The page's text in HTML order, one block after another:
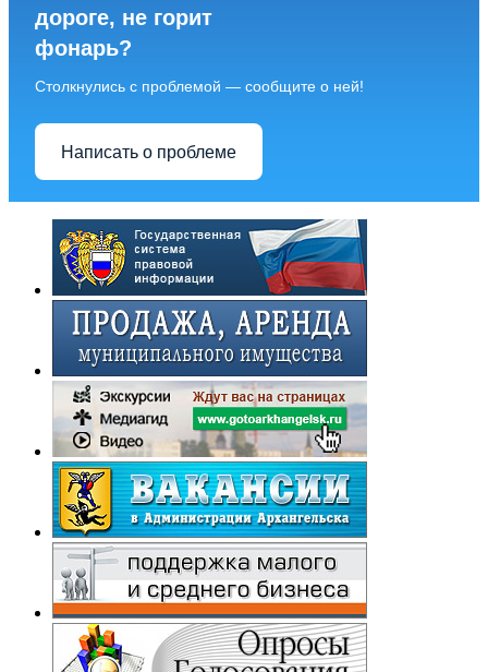
дороге, не горит
фонарь?
Столкнулись с проблемой — сообщите о ней!
Написать о проблеме